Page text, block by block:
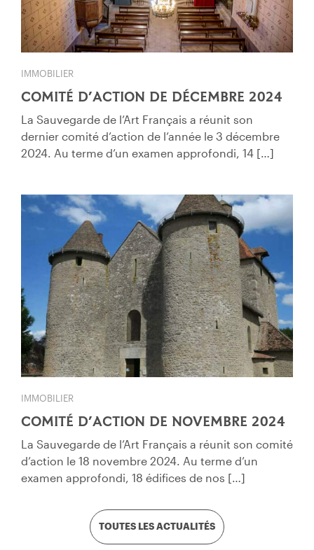
TOUTES LES ACTUALITÉS
IMMOBILIER
COMITÉ D’ACTION DE DÉCEMBRE 2024
La Sauvegarde de l’Art Français a réunit son
dernier comité d’action de l’année le 3 décembre
2024. Au terme d’un examen approfondi, 14 […]
IMMOBILIER
COMITÉ D’ACTION DE NOVEMBRE 2024
La Sauvegarde de l’Art Français a réunit son comité
d’action le 18 novembre 2024. Au terme d’un
examen approfondi, 18 édifices de nos […]